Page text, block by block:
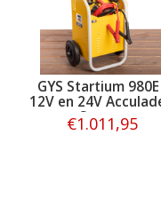
GYS Startium
12V en 24V
Starter
€1.011,95